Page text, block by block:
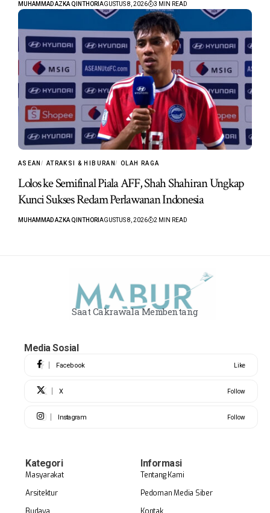
MUHAMMAD AZKA QINTHORI AGUSTUS 8, 2026 3 MIN READ
ASEAN ATRAKSI & HIBURAN OLAH RAGA
Lolos ke Semifinal Piala AFF, Shah Shahiran Ungkap
Kunci Sukses Redam Perlawanan Indonesia
MUHAMMAD AZKA QINTHORI AGUSTUS 8, 2026 2 MIN READ
Saat Cakrawala Membentang
Media Sosial
Facebook Like
X Follow
Instagram Follow
Kategori
Masyarakat
Arsitektur
Informasi
Tentang Kami
Pedoman Media Siber